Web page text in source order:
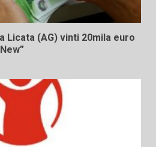
Licata (AG) vinti 20mila euro